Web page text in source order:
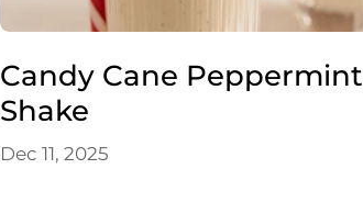
Candy Cane Peppermint
Shake
Dec 11, 2025